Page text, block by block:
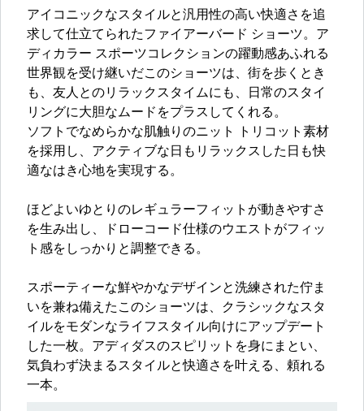
アイコニックなスタイルと汎用性の高い快適さを追
求して仕立てられたファイアーバード ショーツ。ア
ディカラー スポーツコレクションの躍動感あふれる
世界観を受け継いだこのショーツは、街を歩くとき
も、友人とのリラックスタイムにも、日常のスタイ
リングに大胆なムードをプラスしてくれる。
ソフトでなめらかな肌触りのニット トリコット素材
を採用し、アクティブな日もリラックスした日も快
適なはき心地を実現する。
ほどよいゆとりのレギュラーフィットが動きやすさ
を生み出し、ドローコード仕様のウエストがフィッ
ト感をしっかりと調整できる。
スポーティーな鮮やかなデザインと洗練された佇ま
いを兼ね備えたこのショーツは、クラシックなスタ
イルをモダンなライフスタイル向けにアップデート
した一枚。アディダスのスピリットを身にまとい、
気負わず決まるスタイルと快適さを叶える、頼れる
一本。